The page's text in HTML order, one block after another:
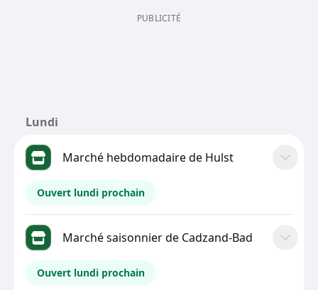
PUBLICITÉ
Lundi
Marché hebdomadaire de Hulst
Ouvert lundi prochain
Marché saisonnier de Cadzand-Bad
Ouvert lundi prochain